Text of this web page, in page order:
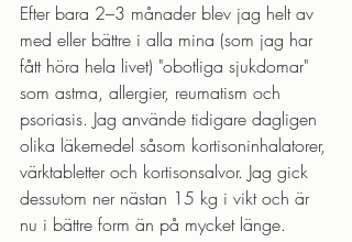
Efter bara 2–3 månader blev jag helt av
med eller bättre i alla mina (som jag har
fått höra hela livet) "obotliga sjukdomar"
som astma, allergier, reumatism och
psoriasis. Jag använde tidigare dagligen
olika läkemedel såsom kortisoninhalatorer,
värktabletter och kortisonsalvor. Jag gick
dessutom ner nästan 15 kg i vikt och är
nu i bättre form än på mycket länge.